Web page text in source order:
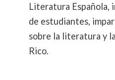
Literatura Española,
de estudiantes,
sobre la literatura y
Rico.